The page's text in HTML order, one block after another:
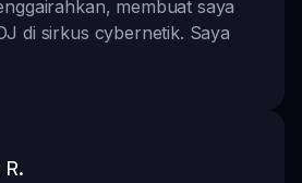
membuat saya
di sirkus cybernetik. Saya